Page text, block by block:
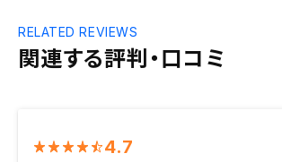
関連する評判・口コミ
RELATED REVIEWS
4.7